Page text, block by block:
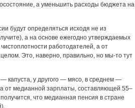
а уменьшить расходы бюджета на
будут определяться исходя не из
а на основе ежегодно утверждаемых
работодателей, а от
Это, наверно, правильно, но мы-то тут
капуста, у другого — мясо, в среднем —
а от медианной зарплаты, составляющей 55–
что медианная пенсия в стране